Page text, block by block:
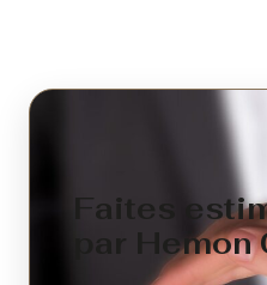
Faites
par Hemon